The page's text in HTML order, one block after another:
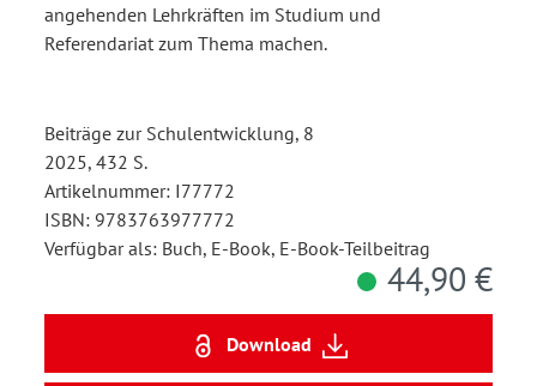
angehenden Lehrkräften im Studium und
Referendariat zum Thema machen.
Beiträge zur Schulentwicklung, 8
2025, 432 S.
Artikelnummer: I77772
ISBN: 9783763977772
Verfügbar als: Buch, E-Book, E-Book-Teilbeitrag
44,90 €
Download